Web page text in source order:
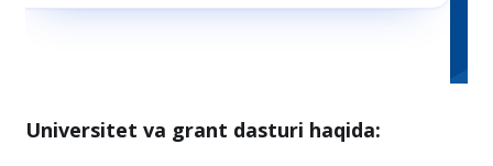
Universitet va grant dasturi haqida: